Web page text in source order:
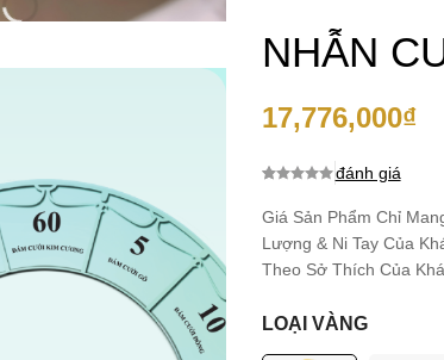
NHẪN
17,776,000₫
dựa trên
đánh giá
đánh giá
Giá Sản Phẩm Chỉ
Lượng & Ni Tay Của
Theo Sở Thích Của
LOẠI VÀNG